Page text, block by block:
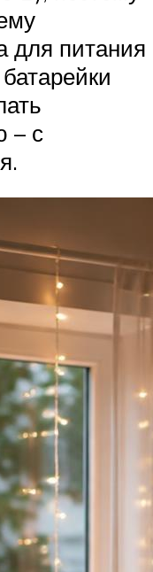
для питания
– с